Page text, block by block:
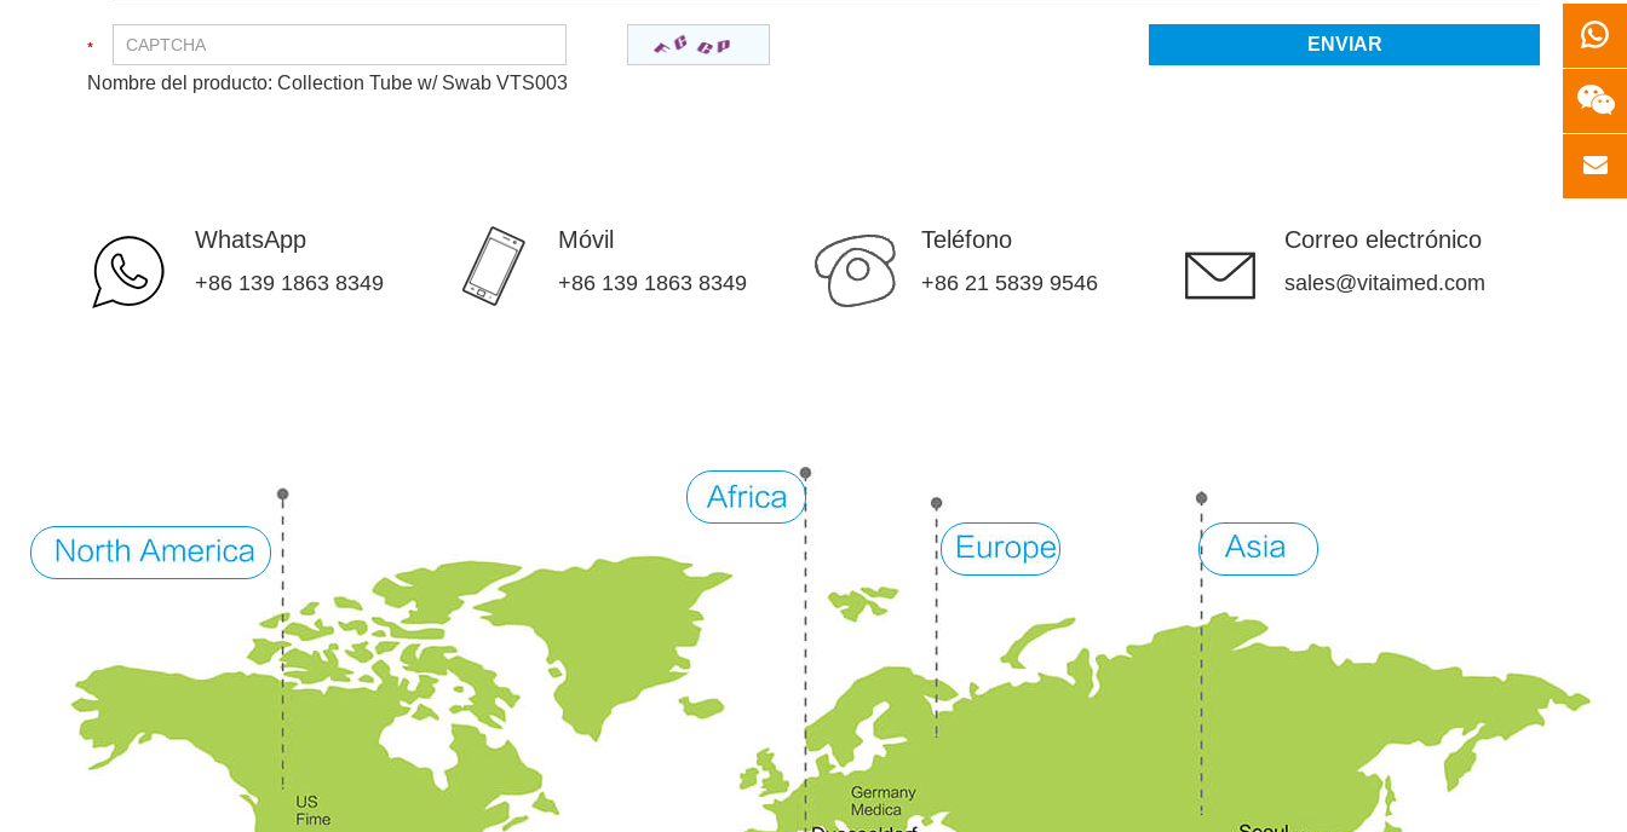
Nombre del producto: Collection Tube w/ Swab VTS003
WhatsApp
+86 139 1863 8349
Móvil
+86 139 1863 8349
Teléfono
+86 21 5839 9546
Correo electrónico
sales@vitaimed.com